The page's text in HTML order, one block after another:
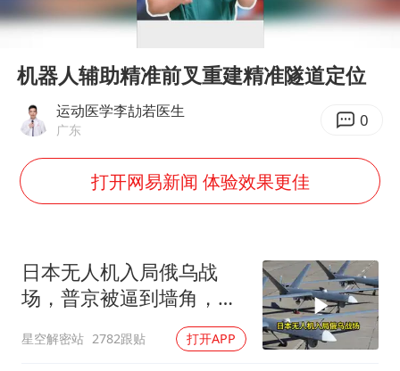
上门女婿出轨女邻居多年被判重婚罪
王传君 《披荆斩棘》
王艺迪无缘横滨赛决赛
于东来直播和胖东来核心团队开会
2025年小学教师减少13.19万
上海大部迎大暴雨
00:00 00:32
机器人辅助精准前叉重建精准隧道定位
运动医学李劼若医生
广东 0
打开网易新闻 体验效果更佳
日本无人机入局俄乌战
场，普京被逼到墙角，这
场仗只剩下死战一条路
星空解密站 2782跟贴 打开APP